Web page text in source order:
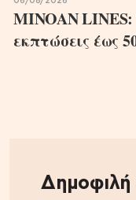
MINOAN
εκπτώσεις έως
Δημοφιλή